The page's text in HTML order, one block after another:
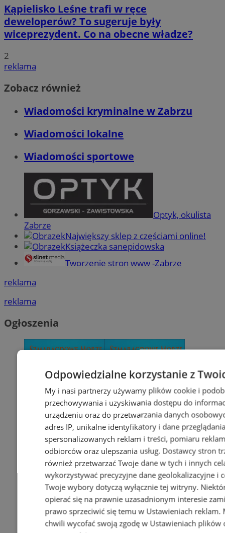
Kąpielisko Leśne trafi w ręce
deweloperów? To sugeruje były
wiceprezydent. Co na obecne władze?
2
reklama
Zobacz również
Wiadomości kryminalne w Zabrzu
Wiadomości lokalne
Wiadomości sportowe
Optyk, okulista
Zabrze
Największy sklep z częściami online!
Książeczka sanepidowska
Tworzenie stron www -Zabrze
reklama
reklama
Ogłoszenia
Odpowiedzialne korzystanie z
My i nasi partnerzy używamy plików cookie i
przechowywania i uzyskiwania dostępu do
urządzeniu oraz do przetwarzania danych
adres IP, unikalne identyfikatory i dane
spersonalizowanych reklam i treści, pomiaru
odbiorców oraz ulepszania usług. Dostawcy stron
również przetwarzać Twoje dane w tych i innych
wykorzystywać precyzyjne dane geolokalizacyjne i
Twoje wybory dotyczą wyłącznie tej witryny.
opierać się na prawnie uzasadnionym interesie
prawo sprzeciwić się temu w Ustawieniach reklam.
chwili wycofać swoją zgodę w Ustawieniach plików